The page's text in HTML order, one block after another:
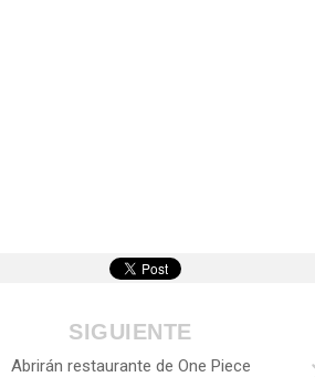
SIGUIENTE
Abrirán restaurante de One Piece